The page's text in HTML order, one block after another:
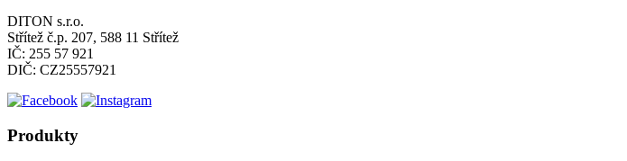
DITON s.r.o.
Střítež č.p. 207, 588 11 Střítež
IČ: 255 57 921
DIČ: CZ25557921
Produkty